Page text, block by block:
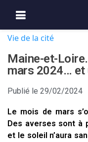
Vie de la cité
Maine-et-
mars 2024… et
Publié le 29/02/2024
Le mois de mars
Des averses sont à
et le soleil n’aura